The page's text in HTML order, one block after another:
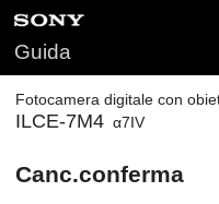
Guida
Fotocamera digitale con
ILCE-7M4 α7IV
Canc.conferma